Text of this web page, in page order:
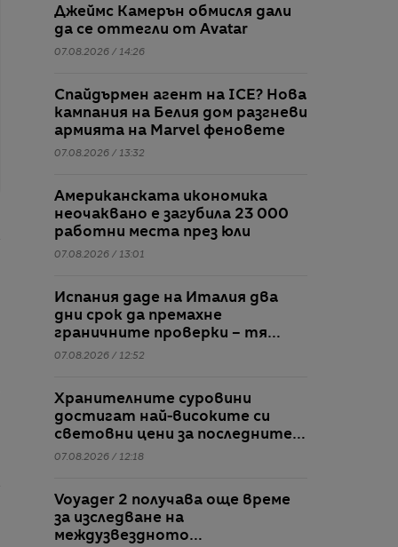
Джеймс Камерън обмисля дали
да се оттегли от Avatar
07.08.2026 / 14:26
Спайдърмен агент на ICE? Нова
кампания на Белия дом разгневи
армията на Marvel феновете
07.08.2026 / 13:32
Американската икономика
неочаквано е загубила 23 000
работни места през юли
07.08.2026 / 13:01
Испания даде на Италия два
дни срок да премахне
граничните проверки – тя
отказва
07.08.2026 / 12:52
Хранителните суровини
достигат най-високите си
световни цени за последните 3
години
07.08.2026 / 12:18
Voyager 2 получава още време
за изследване на
междузвездното